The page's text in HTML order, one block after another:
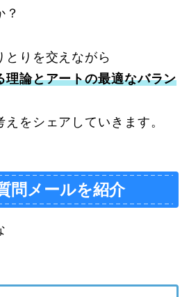
？
とりを交えながら
理論とアートの最適なバラン
をシェアしていきます。
問メールを紹介